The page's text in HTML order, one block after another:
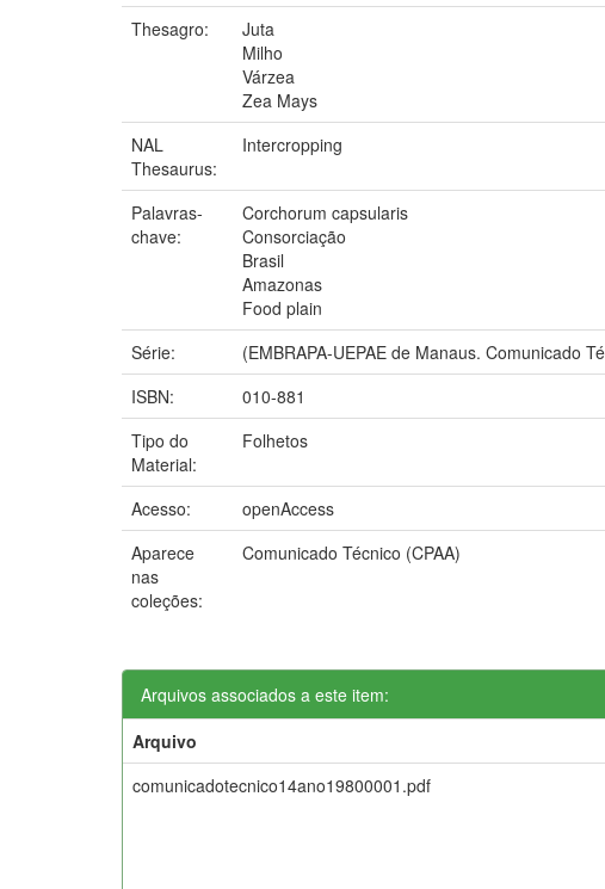
Thesagro:
Juta
Milho
Várzea
Zea Mays
NAL
Thesaurus:
Intercropping
Palavras-
chave:
Corchorum capsularis
Consorciação
Brasil
Amazonas
Food plain
Série:
(EMBRAPA-UEPAE de Manaus. Comunicado
ISBN:
010-881
Tipo do
Material:
Folhetos
Acesso:
openAccess
Aparece
nas
coleções:
Comunicado Técnico (CPAA)
Arquivos associados a este item:
Arquivo
comunicadotecnico14ano19800001.pdf